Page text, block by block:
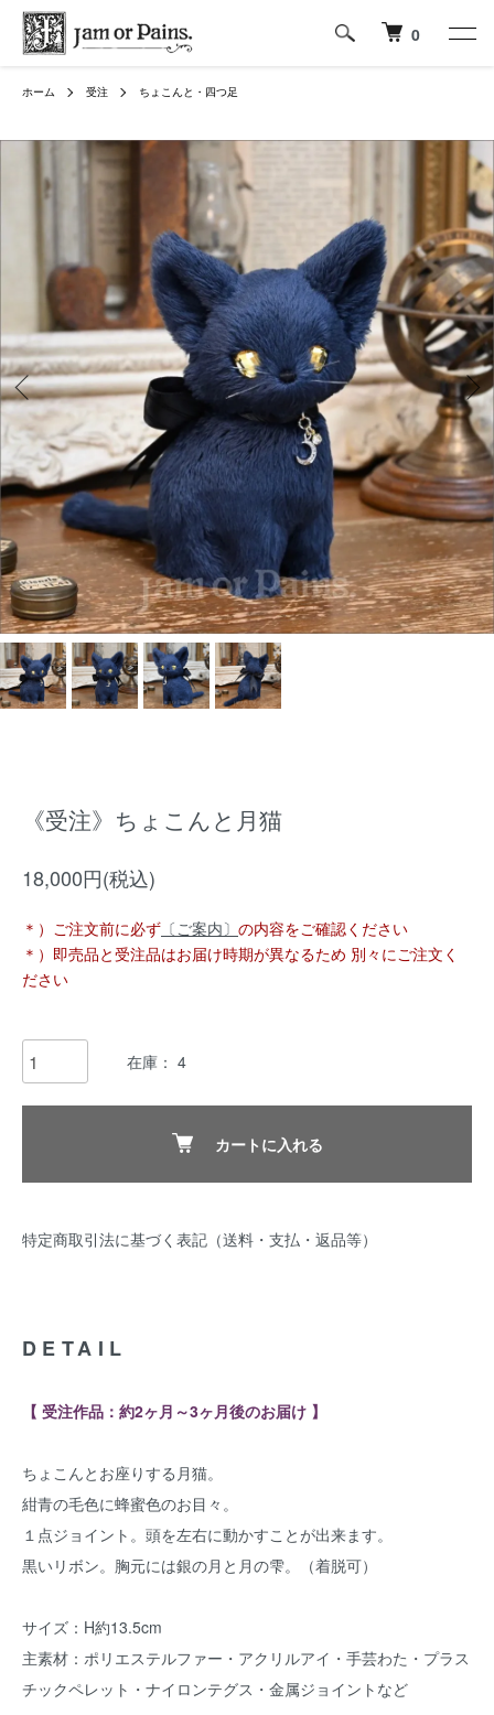
0
ホーム 受注 ちょこんと・四つ足
《受注》ちょこんと月猫
18,000円(税込)
＊）ご注文前に必ず 〔ご案内〕 の内容をご確認ください
＊）即売品と受注品はお届け時期が異なるため 別々にご注文く
ださい
在庫： 4
カートに入れる
特定商取引法に基づく表記（送料・支払・返品等）
DETAIL
【 受注作品：約2ヶ月～3ヶ月後のお届け 】
ちょこんとお座りする月猫。
紺青の毛色に蜂蜜色のお目々。
１点ジョイント。頭を左右に動かすことが出来ます。
黒いリボン。胸元には銀の月と月の雫。（着脱可）
サイズ：H約13.5cm
主素材：ポリエステルファー・アクリルアイ・手芸わた・プラス
チックペレット・ナイロンテグス・金属ジョイントなど